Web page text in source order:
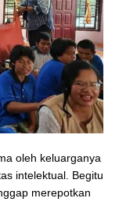
oleh keluarganya
intelektual. Begitu
merepotkan